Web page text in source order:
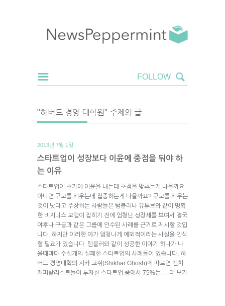
"하버드 경영 대학원" 주제의 글
2013년 7월 1일.
스타트업이 성장보다 이윤에 중점을 둬야 하
는 이유
스타트업이 초기에 이윤을 내는데 초점을 맞추는게 나을까요
아니면 규모를 키우는데 집중하는게 나을까요? 규모를 키우는
것이 낫다고 주장하는 사람들은 텀블러나 유튜브와 같이 명확
한 비지니스 모델이 잡히기 전에 엄청난 성장세를 보여서 결국
야후나 구글과 같은 그룹에 인수된 사례를 근거로 제시할 것입
니다. 하지만 이러한 예가 엄청나게 예외적이라는 사실을 인식
할 필요가 있습니다. 텀블러와 같이 성공한 이야기 하나가 나
올때마다 수십개의 실패한 스타트업의 사례들이 있습니다. 하
버드 경영대학의 시카 고쉬(Shikhar Ghosh)에 따르면 벤처
캐피탈리스트들이 투자한 스타트업 중에서 75%는 → 더 보기